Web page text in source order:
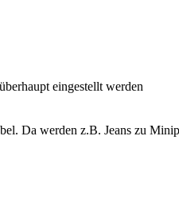
eingestellt werden
Da werden z.B. Jeans zu